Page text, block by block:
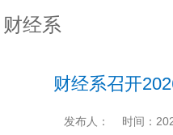
财经系
财经系召开
发布人： 时间：